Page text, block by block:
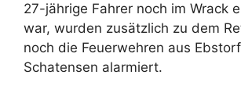
27-jährige Fahrer noch im Wrack
war, wurden zusätzlich zu dem
noch die Feuerwehren aus
Schatensen alarmiert.